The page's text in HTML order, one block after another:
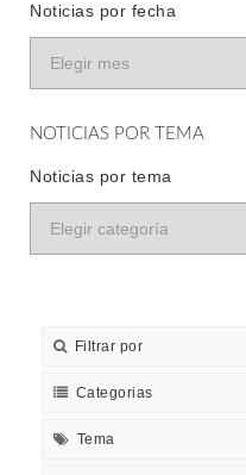
Noticias por fecha
NOTICIAS POR TEMA
Noticias por tema
Filtrar por
Categorias
Tema